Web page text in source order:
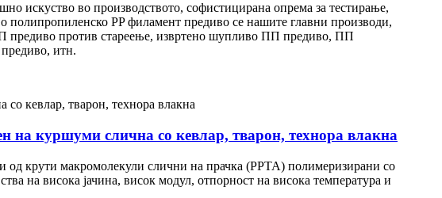
искуство во производството, софистицирана опрема за тестирање,
полипропиленско PP филамент предиво се нашите главни производи,
предиво против стареење, извртено шупливо ПП предиво, ПП
итн.
на куршуми слична со кевлар, тварон, технора влакна
од крути макромолекули слични на прачка (PPTA) полимеризирани со
на висока јачина, висок модул, отпорност на висока температура и